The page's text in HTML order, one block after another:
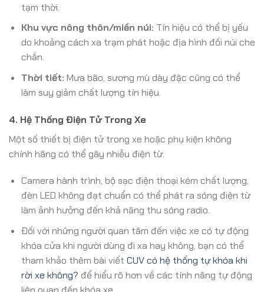
tạm thời.
Khu vực nông thôn/miền núi: Tín hiệu có thể bị yếu
do khoảng cách xa trạm phát hoặc địa hình đồi núi che
chắn.
Thời tiết: Mưa bão, sương mù dày đặc cũng có thể
làm suy giảm chất lượng tín hiệu.
4. Hệ Thống Điện Tử Trong Xe
Một số thiết bị điện tử trong xe hoặc phụ kiện không
chính hãng có thể gây nhiễu điện từ.
Camera hành trình, bộ sạc điện thoại kém chất lượng,
đèn LED không đạt chuẩn có thể phát ra sóng điện từ
làm ảnh hưởng đến khả năng thu sóng radio.
Đối với những người quan tâm đến việc xe có tự động
khóa cửa khi người dùng đi xa hay không, bạn có thể
tham khảo thêm bài viết CUV có hệ thống tự khóa khi
rời xe không? để hiểu rõ hơn về các tính năng tự động